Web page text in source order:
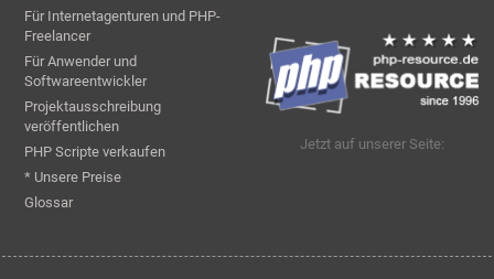
Für Internetagenturen und PHP-
Freelancer
Für Anwender und
Softwareentwickler
Projektausschreibung
veröffentlichen
PHP Scripte verkaufen
* Unsere Preise
Glossar
Jetzt auf unserer Seite: